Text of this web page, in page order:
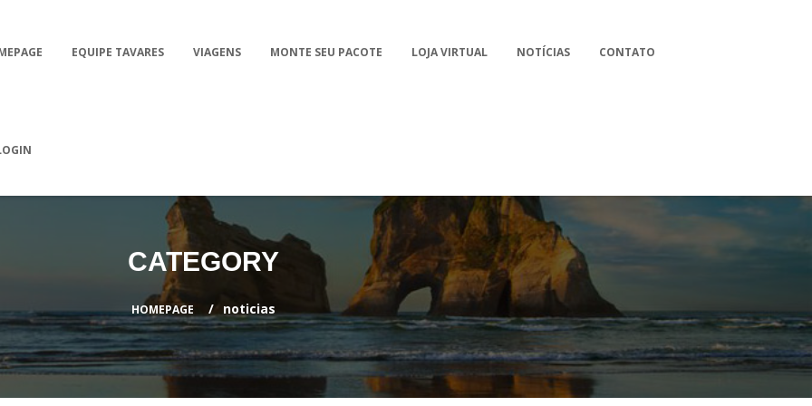
EQUIPE TAVARES VIAGENS MONTE SEU PACOTE LOJA VIRTUAL NOTÍCIAS CONTATO
CATEGORY
HOMEPAGE noticias